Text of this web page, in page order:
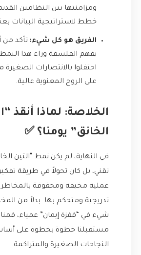
ومزامنتها بين النظامين
خطط لاستراتيجية البيانات
الفريق هو كل شيء: تأكد من
يفهم الفلسفة وراء هذا
احتفلوا بالانتصارات
على الروح المعنوية عالية.
الخلاصة: لماذا أنقذ
الخانق” يومنا؟ ✅
في النهاية، لم يكن نمط “التين
تقني، بل كان تحولاً في طريقة
عملية مخيفة ومحفوفة بالمخاطر
تدريجية ومتحكم بها. بدلاً من
شيء في “قفزة إيمان” عمياء، قمنا
مستقبلنا خطوة بخطوة على
النجاحات الصغيرة والمتراكمة.